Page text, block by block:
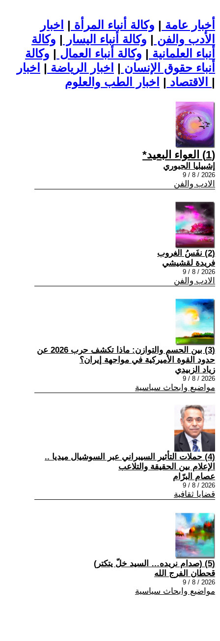
أخبار عامة | وكالة أنباء المرأة | اخبار
الأدب والفن | وكالة أنباء اليسار | وكالة
أنباء العلمانية | وكالة أنباء العمال | وكالة
أنباء حقوق الإنسان | اخبار الرياضة | اخبار
الاقتصاد | |
(1) العواء البعيد*
إشبيليا الجبوري
2026 / 8 / 9
الادب والفن
(2) نفَسُ الغروب
فريدة لقشيشي
2026 / 8 / 9
الادب والفن
(3) بين الحسم والتوازن: ماذا تكشف حرب 2026 عن
حدود القوة الأميركية في مواجهة إيران؟
زياد الزبيدي
2026 / 8 / 9
مواضيع وابحاث سياسية
(4) حملات التأثير السيبراني عبر السوشيال ميديا ..
الإعلام بين الحقيقة والتلاعب
عصام البرّام
2026 / 8 / 9
قضايا ثقافية
(5) (صدام نريده… السيد خلّ يتكتر)
قحطان الفرج الله
2026 / 8 / 9
مواضيع وابحاث سياسية